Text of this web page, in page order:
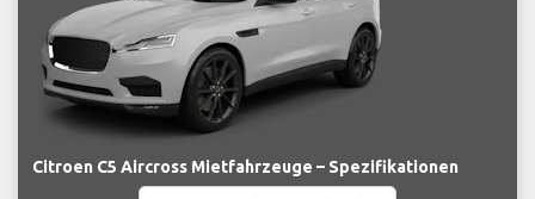
Citroen C5 Aircross Mietfahrzeuge – Spezifikationen